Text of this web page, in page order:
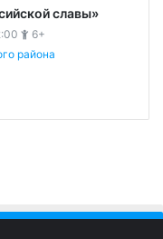
славы»
6+
района